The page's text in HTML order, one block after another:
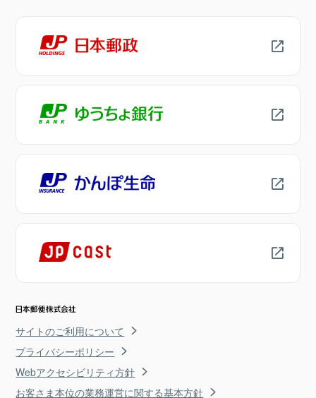
サイトのご利用について
プライバシーポリシー
Webアクセシビリティ方針
お客さま本位の業務運営に関する基本方針